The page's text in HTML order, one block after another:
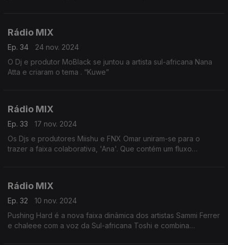
Rádio MIX
Ep. 34
24 nov. 2024
O Dj e produtor MoBlack se juntou a artista sul-africana Nana
Atta e criaram o tema . “Kuwe”
Rádio MIX
Ep. 33
17 nov. 2024
Os Djs e produtores Miishu e FNX Omar uniram-se para o
trazer a faixa colaborativa, 'Ana'. Que contém um fluxo
Rádio MIX
Ep. 32
10 nov. 2024
Pushing Hard é a nova faixa dinâmica dos artistas Sammi Ferrer
e chaleee com a voz da Sul-africana Toshi e combina